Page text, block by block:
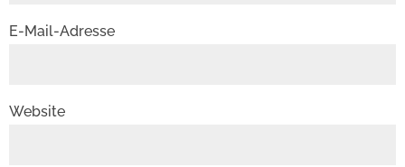
E-Mail-Adresse
Website